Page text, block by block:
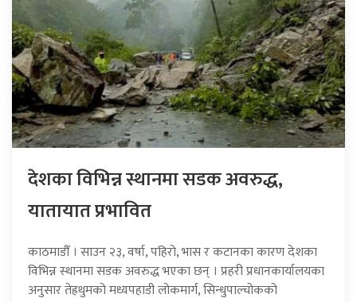
देशका विभिन्न स्थानमा सडक अवरुद्ध,
यातायात प्रभावित
काठमाडौँ । साउन २३, वर्षा, पहिरो, भास र कटानका कारण देशका
विभिन्न स्थानमा सडक अवरुद्ध भएका छन् । प्रहरी प्रधानकार्यालयका
अनुसार तेह्रथुमको मध्यपहाडी लोकमार्ग, सिन्धुपाल्चोकको